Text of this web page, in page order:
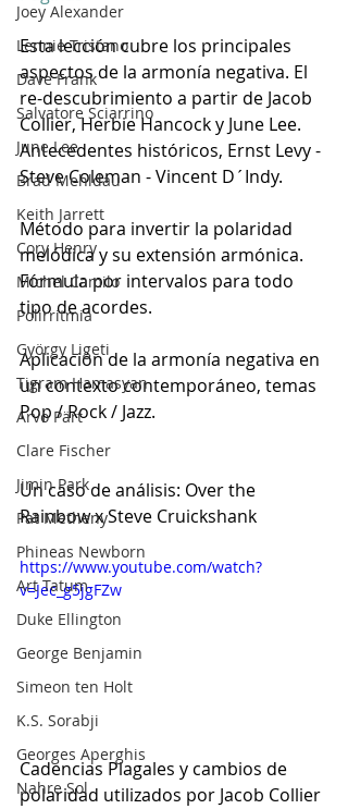
Joey Alexander
Lennie Tristano
Dave Frank
Salvatore Sciarrino
June Lee
Brad Mehldau
Keith Jarrett
Cory Henry
Michel Camilo
Polirritmia
György Ligeti
Tigram Hamasyan
Arvo Pärt
Clare Fischer
Jimin Park
Pat Metheny
Phineas Newborn
Art Tatum
Duke Ellington
George Benjamin
Simeon ten Holt
K.S. Sorabji
Georges Aperghis
Nahre Sol
Esta lección cubre los principales
aspectos de la armonía negativa. El
re-descubrimiento a partir de Jacob
Collier, Herbie Hancock y June Lee.
Antecedentes históricos, Ernst Levy -
Steve Coleman - Vincent D´Indy.
Método para invertir la polaridad
melódica y su extensión armónica.
Fórmula por intervalos para todo
tipo de acordes.
Aplicación de la armonía negativa en
un contexto contemporáneo, temas
Pop / Rock / Jazz.
Un caso de análisis: Over the
Rainbow x Steve Cruickshank
https://www.youtube.com/watch?
v=Jec_g5jgFZw
Cadencias Plagales y cambios de
polaridad utilizados por Jacob Collier